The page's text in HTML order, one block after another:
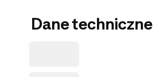
Dane techniczne